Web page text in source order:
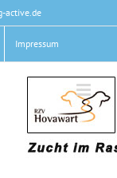
active.de
Impressum